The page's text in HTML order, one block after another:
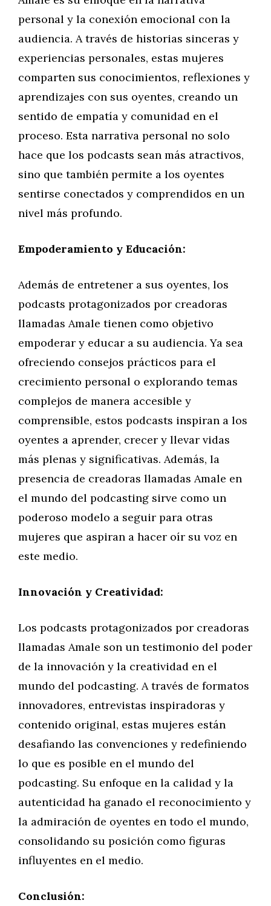
personal y la conexión emocional con la
audiencia. A través de historias sinceras y
experiencias personales, estas mujeres
comparten sus conocimientos, reflexiones y
aprendizajes con sus oyentes, creando un
sentido de empatía y comunidad en el
proceso. Esta narrativa personal no solo
hace que los podcasts sean más atractivos,
sino que también permite a los oyentes
sentirse conectados y comprendidos en un
nivel más profundo.
Empoderamiento y Educación:
Además de entretener a sus oyentes, los
podcasts protagonizados por creadoras
llamadas Amale tienen como objetivo
empoderar y educar a su audiencia. Ya sea
ofreciendo consejos prácticos para el
crecimiento personal o explorando temas
complejos de manera accesible y
comprensible, estos podcasts inspiran a los
oyentes a aprender, crecer y llevar vidas
más plenas y significativas. Además, la
presencia de creadoras llamadas Amale en
el mundo del podcasting sirve como un
poderoso modelo a seguir para otras
mujeres que aspiran a hacer oír su voz en
este medio.
Innovación y Creatividad:
Los podcasts protagonizados por creadoras
llamadas Amale son un testimonio del poder
de la innovación y la creatividad en el
mundo del podcasting. A través de formatos
innovadores, entrevistas inspiradoras y
contenido original, estas mujeres están
desafiando las convenciones y redefiniendo
lo que es posible en el mundo del
podcasting. Su enfoque en la calidad y la
autenticidad ha ganado el reconocimiento y
la admiración de oyentes en todo el mundo,
consolidando su posición como figuras
influyentes en el medio.
Conclusión: